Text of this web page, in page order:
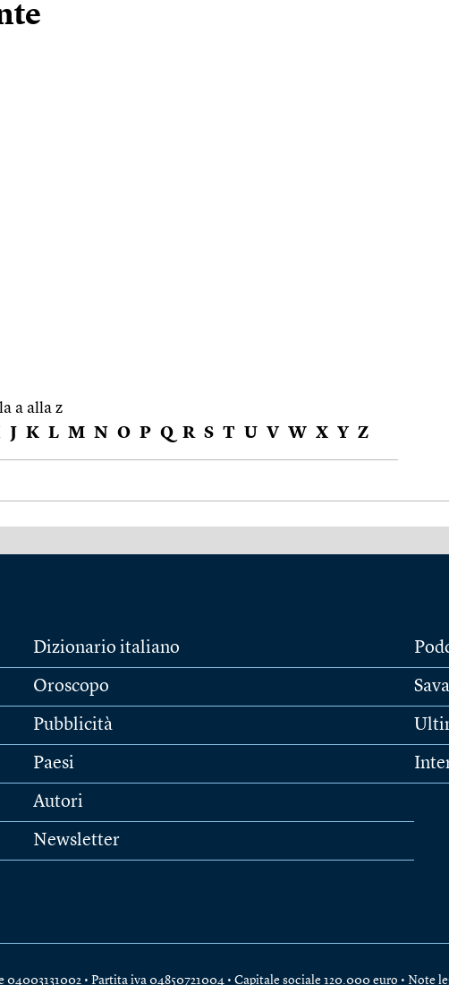
a alla z
J K L M N O P Q R S T U V W X Y Z
Dizionario italiano
Oroscopo
Pubblicità
Paesi
Autori
Newsletter
• Partita iva 04850721004 • Capitale sociale 120.000 euro • Note